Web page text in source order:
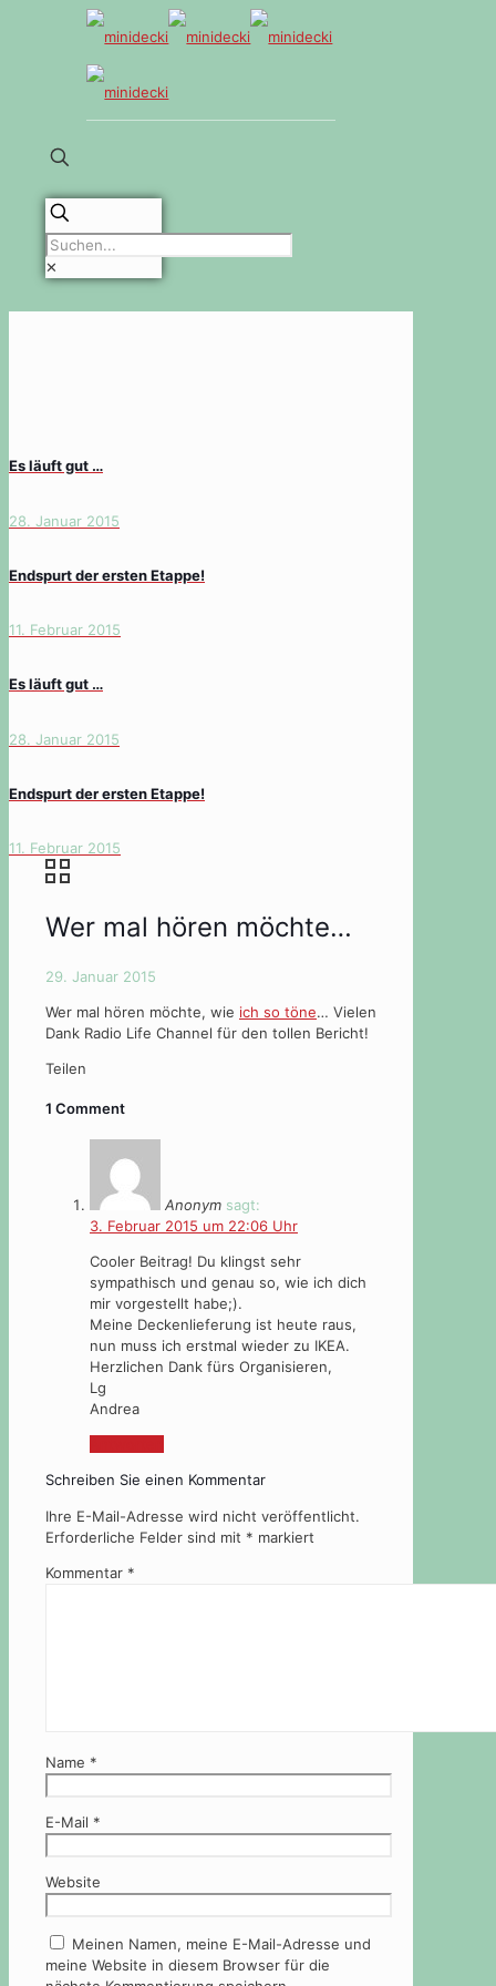
✕
Es läuft gut …
28. Januar 2015
Endspurt der ersten Etappe!
11. Februar 2015
Es läuft gut …
28. Januar 2015
Endspurt der ersten Etappe!
11. Februar 2015
Wer mal hören möchte…
29. Januar 2015
Wer mal hören möchte, wie ich so töne… Vielen
Dank Radio Life Channel für den tollen Bericht!
Teilen
1 Comment
Anonym sagt:
3. Februar 2015 um 22:06 Uhr
Cooler Beitrag! Du klingst sehr
sympathisch und genau so, wie ich dich
mir vorgestellt habe;).
Meine Deckenlieferung ist heute raus,
nun muss ich erstmal wieder zu IKEA.
Herzlichen Dank fürs Organisieren,
Lg
Andrea
Schreiben Sie einen Kommentar
Ihre E-Mail-Adresse wird nicht veröffentlicht.
Erforderliche Felder sind mit * markiert
Kommentar *
Name *
E-Mail *
Website
Meinen Namen, meine E-Mail-Adresse und
meine Website in diesem Browser für die